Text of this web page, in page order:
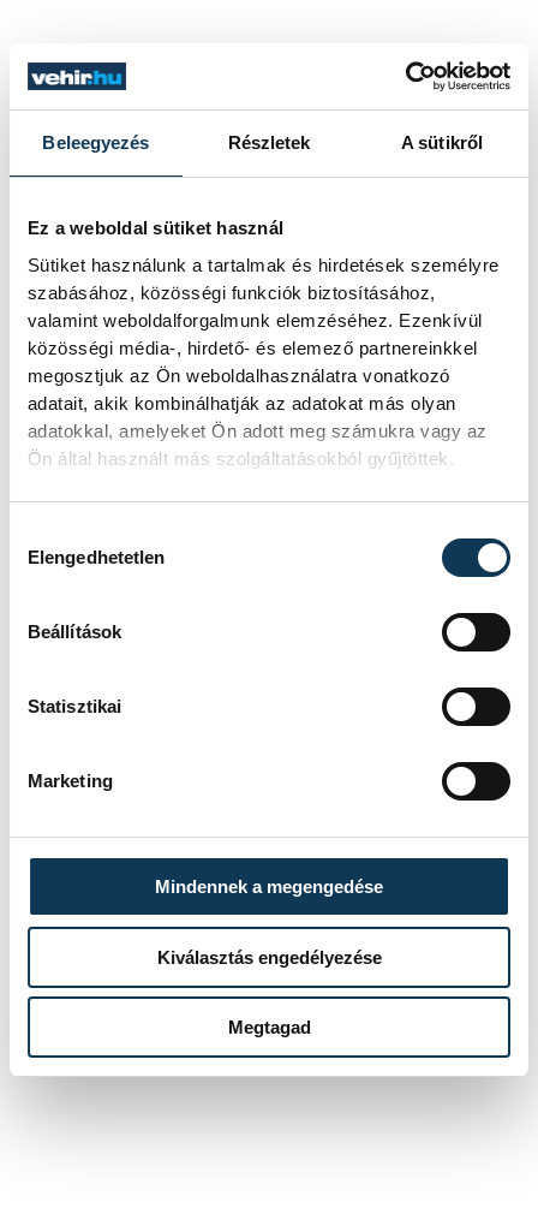
Beleegyezés Részletek A sütikről
Ez a weboldal sütiket használ
Sütiket használunk a tartalmak és hirdetések személyre
szabásához, közösségi funkciók biztosításához,
valamint weboldalforgalmunk elemzéséhez. Ezenkívül
közösségi média-, hirdető- és elemező partnereinkkel
megosztjuk az Ön weboldalhasználatra vonatkozó
adatait, akik kombinálhatják az adatokat más olyan
adatokkal, amelyeket Ön adott meg számukra vagy az
Ön által használt más szolgáltatásokból gyűjtöttek.
Elengedhetetlen
Beállítások
Statisztikai
Marketing
Mindennek a megengedése
Kiválasztás engedélyezése
Megtagad